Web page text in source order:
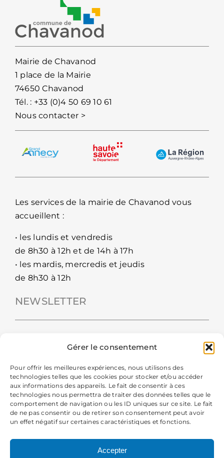
Gérer le consentement
Pour offrir les meilleures expériences, nous utilisons des
technologies telles que les cookies pour stocker et/ou accéder
aux informations des appareils. Le fait de consentir à ces
technologies nous permettra de traiter des données telles que le
comportement de navigation ou les ID uniques sur ce site. Le fait
de ne pas consentir ou de retirer son consentement peut avoir
un effet négatif sur certaines caractéristiques et fonctions.
Accepter
Mairie de Chavanod
1 place de la Mairie
74650 Chavanod
Tél. : +33 (0)4 50 69 10 61
Nous contacter >
Les services de la mairie de Chavanod vous
accueillent :
• les lundis et vendredis
de 8h30 à 12h et de 14h à 17h
• les mardis, mercredis et jeudis
de 8h30 à 12h
NEWSLETTER
Vous pourrez vous désabonner à tout moment. Pour plus